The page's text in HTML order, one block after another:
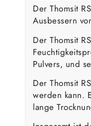
Der Thomsit
Ausbessern
Der Thomsit
Pulvers, und
Der Thomsit
werden kann.
lange